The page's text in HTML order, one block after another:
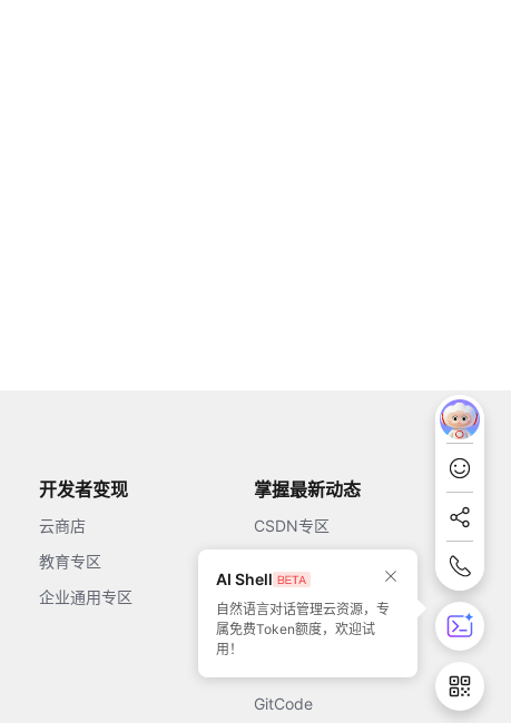
开发者变现
云商店
教育专区
企业通用专区
掌握最新动态
CSDN专区
51CTO
GitCode
AI Shell
自然语言对话管理云资源，专
属免费Token额度，欢迎试
用！